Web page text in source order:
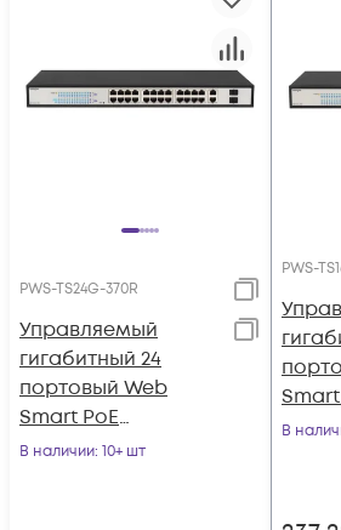
PWS-TS24G-370R
Управляемый
гигабитный 24
портовый Web
Smart PoE
коммутатор
В наличии: 10+ шт
PWS-
Smart
В